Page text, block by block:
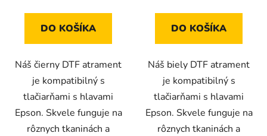
DO KOŠÍKA
Náš čierny DTF atrament
je kompatibilný s
tlačiarňami s hlavami
Epson. Skvele funguje na
rôznych tkaninách a
DO KOŠÍKA
Náš biely DTF atrament
je kompatibilný s
tlačiarňami s hlavami
Epson. Skvele funguje na
rôznych tkaninách a